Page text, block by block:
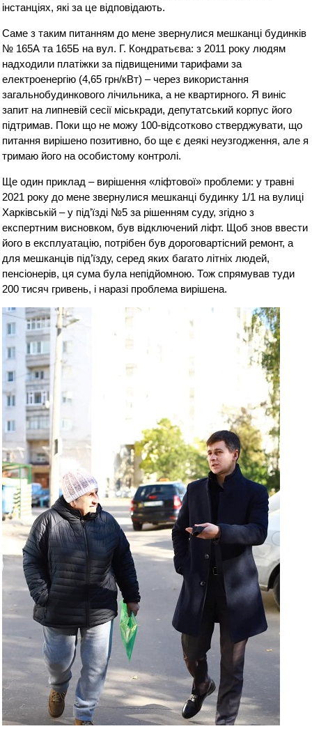
інстанціях, які за це відповідають.
Саме з таким питанням до мене звернулися мешканці будинків
№ 165А та 165Б на вул. Г. Кондратьєва: з 2011 року людям
надходили платіжки за підвищеними тарифами за
електроенергію (4,65 грн/кВт) – через використання
загальнобудинкового лічильника, а не квартирного. Я виніс
запит на липневій сесії міськради, депутатський корпус його
підтримав. Поки що не можу 100-відсотково стверджувати, що
питання вирішено позитивно, бо ще є деякі неузгодження, але я
тримаю його на особистому контролі.
Ще один приклад – вирішення «ліфтової» проблеми: у травні
2021 року до мене звернулися мешканці будинку 1/1 на вулиці
Харківській – у під’їзді №5 за рішенням суду, згідно з
експертним висновком, був відключений ліфт. Щоб знов ввести
його в експлуатацію, потрібен був дороговартісний ремонт, а
для мешканців під’їзду, серед яких багато літніх людей,
пенсіонерів, ця сума була непідйомною. Тож спрямував туди
200 тисяч гривень, і наразі проблема вирішена.